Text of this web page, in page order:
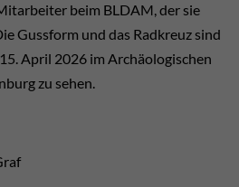
beim BLDAM, der sie
Gussform und das Radkreuz sind
April 2026 im Archäologischen
zu sehen.